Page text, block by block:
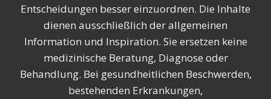
Entscheidungen besser einzuordnen. Die Inhalte
dienen ausschließlich der allgemeinen
Information und Inspiration. Sie ersetzen keine
medizinische Beratung, Diagnose oder
Behandlung. Bei gesundheitlichen Beschwerden,
bestehenden Erkrankungen,